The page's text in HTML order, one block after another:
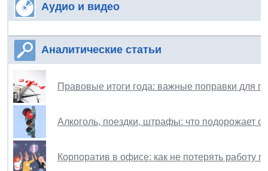
Аудио и видео
Аналитические статьи
Правовые итоги года: важные поправки для
Алкоголь, поездки, штрафы: что подорожает с
Корпоратив в офисе: как не потерять работу